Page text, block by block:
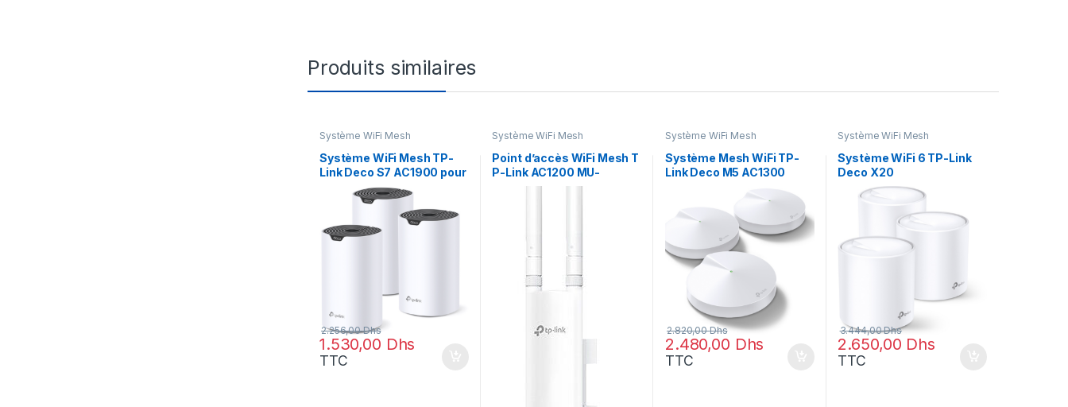
Produits similaires
Système WiFi Mesh
Système WiFi Mesh TP-
Link Deco S7 AC1900 pour
toute la maison
(DECOS7_3-PACK)
1.530,00 Dhs
2.256,00Dhs
TTC
Système WiFi Mesh
Point d’accès WiFi Mesh T
P-Link AC1200 MU-
MIMO Gigabit Extérieur (IP
Système WiFi Mesh
Système Mesh WiFi TP-
Link Deco M5 AC1300
2.480,00 Dhs
2.820,00Dhs
TTC
Système WiFi Mesh
Système WiFi 6 TP-Link
Deco X20
Mesh AX1800 pour toute
la maison 3 packs
(DECOX20_3-PACK)
2.650,00 Dhs
3.444,00Dhs
TTC